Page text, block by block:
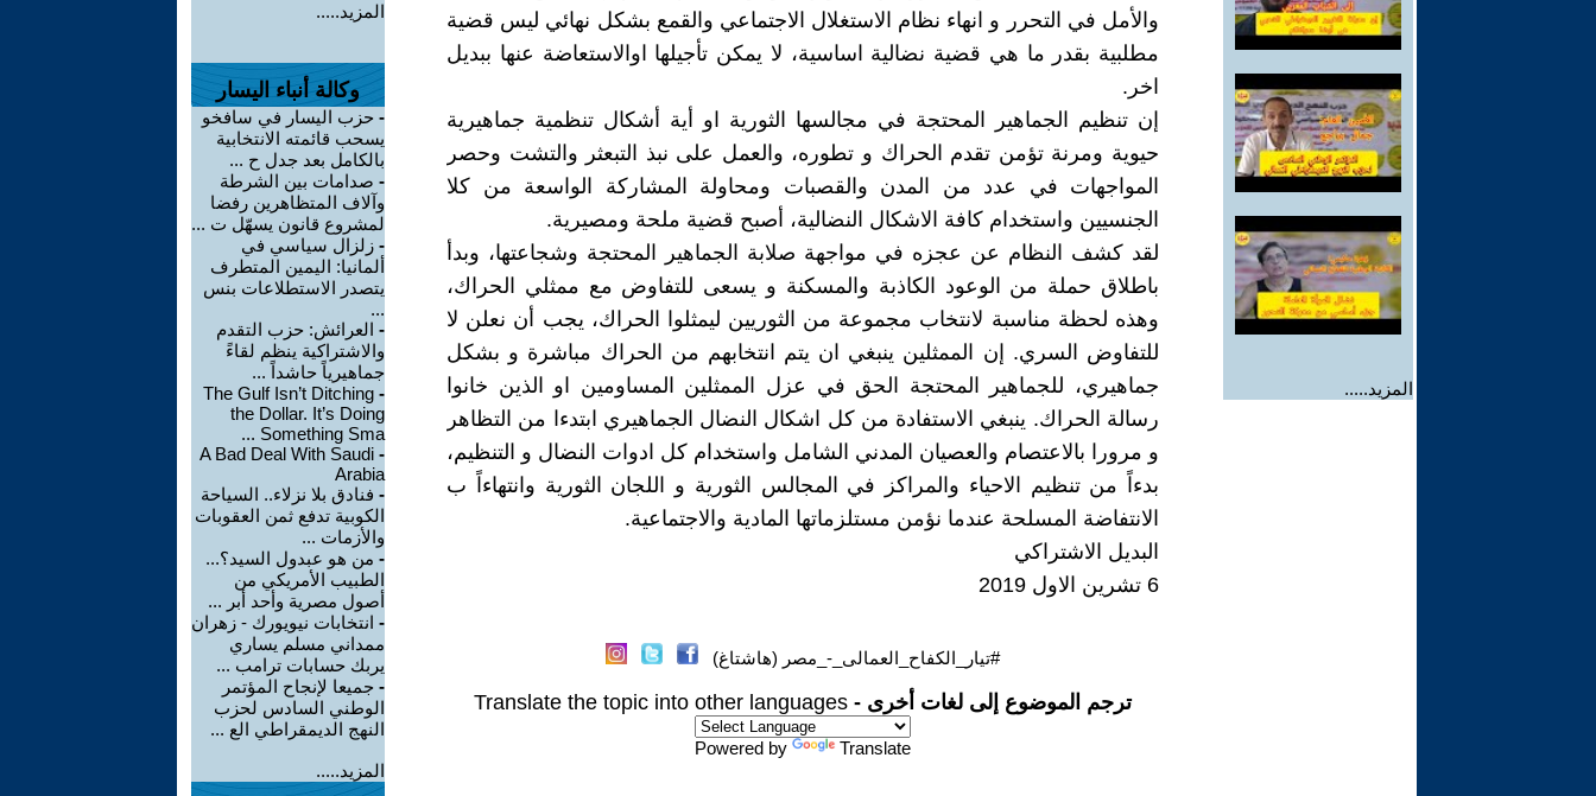
المزيد.....
والأمل في التحرر و انهاء نظام الاستغلال الاجتماعي والقمع بشكل نهائي ليس قضية
مطلبية بقدر ما هي قضية نضالية اساسية، لا يمكن تأجيلها اوالاستعاضة عنها ببديل
اخر.
إن تنظيم الجماهير المحتجة في مجالسها الثورية او أية أشكال تنظمية جماهيرية
حيوية ومرنة تؤمن تقدم الحراك و تطوره، والعمل على نبذ التبعثر والتشت وحصر
المواجهات في عدد من المدن والقصبات ومحاولة المشاركة الواسعة من كلا
الجنسيين واستخدام كافة الاشكال النضالية، أصبح قضية ملحة ومصيرية.
لقد كشف النظام عن عجزه في مواجهة صلابة الجماهير المحتجة وشجاعتها، وبدأ
باطلاق حملة من الوعود الكاذبة والمسكنة و يسعى للتفاوض مع ممثلي الحراك،
وهذه لحظة مناسبة لانتخاب مجموعة من الثوريين ليمثلوا الحراك، يجب أن نعلن لا
للتفاوض السري. إن الممثلين ينبغي ان يتم انتخابهم من الحراك مباشرة و بشكل
جماهيري، للجماهير المحتجة الحق في عزل الممثلين المساومين او الذين خانوا
رسالة الحراك. ينبغي الاستفادة من كل اشكال النضال الجماهيري ابتدءا من التظاهر
و مرورا بالاعتصام والعصيان المدني الشامل واستخدام كل ادوات النضال و التنظيم،
بدءاً من تنظيم الاحياء والمراكز في المجالس الثورية و اللجان الثورية وانتهاءاً ب
الانتفاضة المسلحة عندما نؤمن مستلزماتها المادية والاجتماعية.
البديل الاشتراكي
6 تشرين الاول 2019
#تيار_الكفاح_العمالى_-_مصر (هاشتاغ)
ترجم الموضوع إلى لغات أخرى - Translate the topic into other languages
Powered by Translate
المزيد.....
وكالة أنباء اليسار
- حزب اليسار في سافخو
يسحب قائمته الانتخابية
بالكامل بعد جدل ح ...
- صدامات بين الشرطة
وآلاف المتظاهرين رفضا
لمشروع قانون يسهّل ت ...
- زلزال سياسي في
ألمانيا: اليمين المتطرف
يتصدر الاستطلاعات بنس
...
- العرائش: حزب التقدم
والاشتراكية ينظم لقاءً
جماهيرياً حاشداً ...
-
The Gulf Isn’t Ditching
the Dollar. It’s Doing
Something Sma ...
-
A Bad Deal With Saudi
Arabia
- فنادق بلا نزلاء.. السياحة
الكوبية تدفع ثمن العقوبات
والأزمات ...
- من هو عبدول السيد؟...
الطبيب الأمريكي من
أصول مصرية وأحد أبر ...
- انتخابات نيويورك - زهران
ممداني مسلم يساري
يربك حسابات ترامب ...
- جميعا لإنجاح المؤتمر
الوطني السادس لحزب
النهج الديمقراطي الع ...
المزيد.....